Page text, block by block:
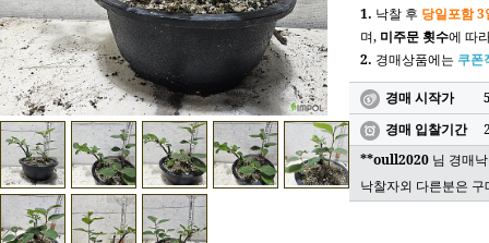
1. 낙찰 후 당일포함
며, 미주문 횟수에 따
2. 경매상품에는 쿠폰
경매 시작가
경매 입찰기간
**oull2020 님 경매
낙찰자외 다른분은